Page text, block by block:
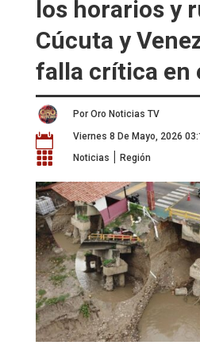
los horarios y
Cúcuta y
falla crítica en
Por Oro Noticias TV
 Viernes 8 De Mayo, 2026
 Noticias | Región